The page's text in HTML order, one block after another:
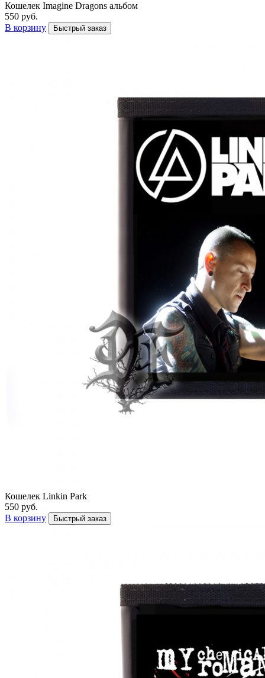
Кошелек Imagine Dragons альбом
550 руб.
В корзину
Быстрый заказ
Кошелек Linkin Park
550 руб.
В корзину
Быстрый заказ